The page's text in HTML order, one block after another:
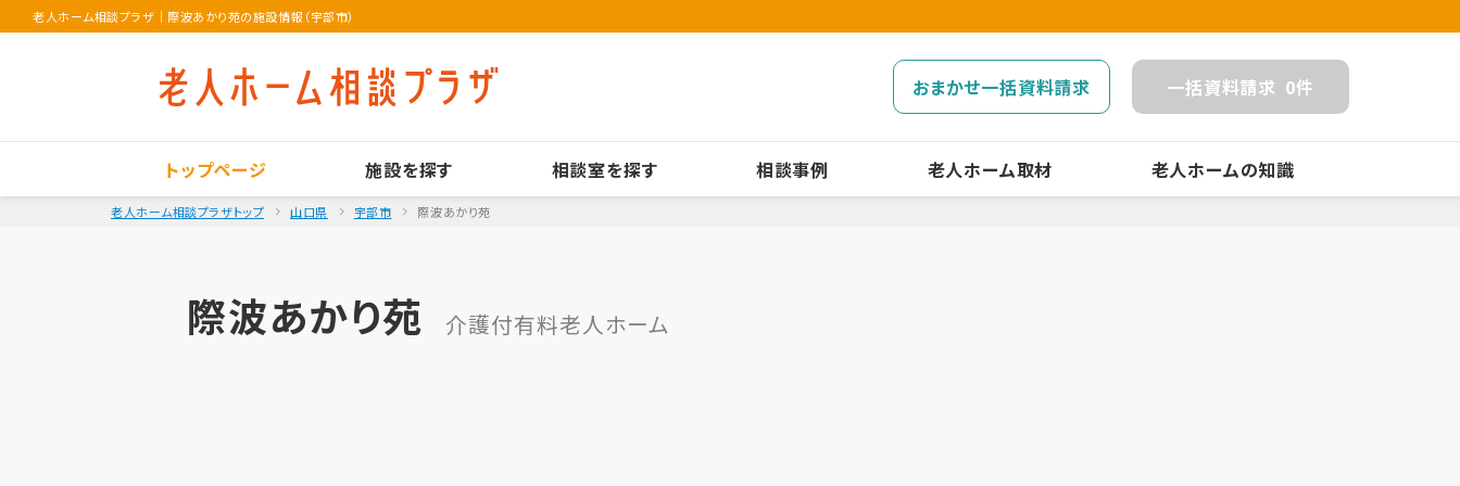
老人ホーム相談プラザ ｜ 際波あかり苑の施設情報（宇部市）
おまかせ一括資料請求 一括資料請求 0件
トップページ 施設を探す 相談室を探す 相談事例 老人ホーム取材 老人ホームの知識
老人ホーム相談プラザトップ 山口県 宇部市 際波あかり苑
際波あかり苑 介護付有料老人ホーム